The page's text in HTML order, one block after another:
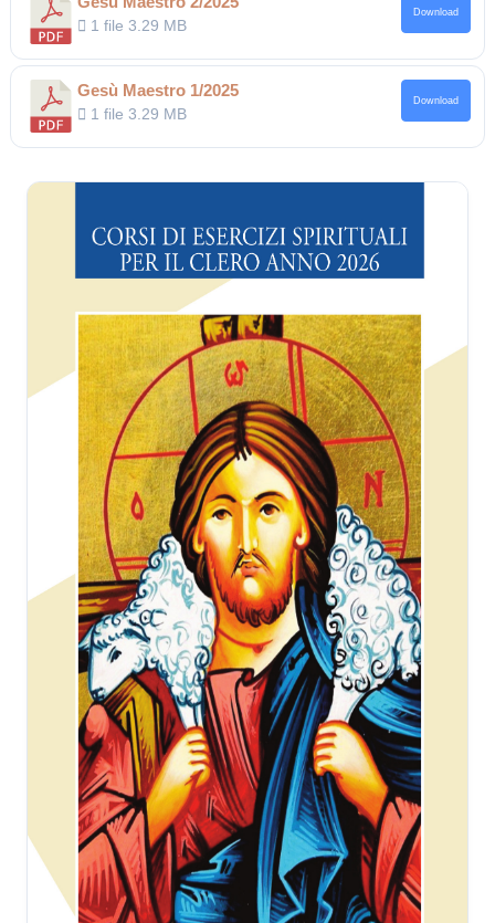
1 file3.29 MB
Download
Gesù Maestro 1/2025
1 file3.29 MB
Download